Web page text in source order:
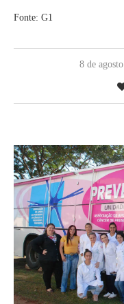
Fonte: G1
8 de